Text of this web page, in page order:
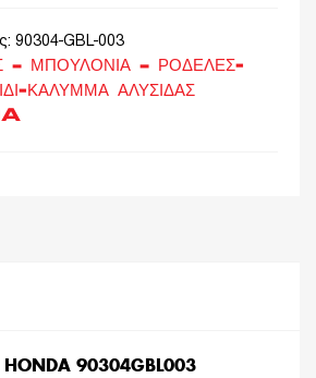
90304-GBL-003
– ΜΠΟΥΛΟΝΙΑ – ΡΟΔΕΛΕΣ-
ΚΑΛΥΜΜΑ ΑΛΥΣΙΔΑΣ
90304GBL003